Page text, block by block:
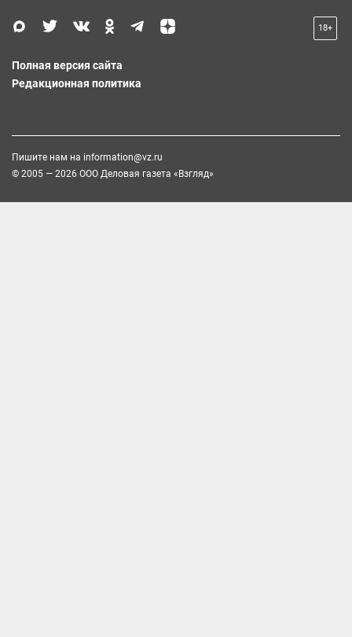
18+
Полная версия сайта
Редакционная политика
Пишите нам на information@vz.ru
© 2005 — 2026 ООО Деловая газета «Взгляд»